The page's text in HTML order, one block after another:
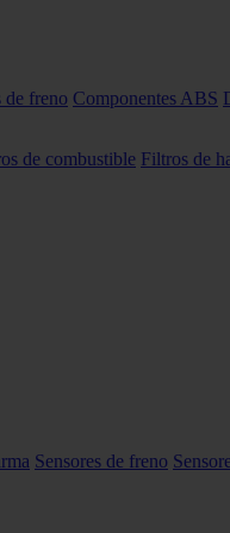
freno Componentes ABS
de combustible Filtros de
Sensores de freno